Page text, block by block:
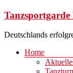
Zum
springen
Deutschlands
Menü
Home